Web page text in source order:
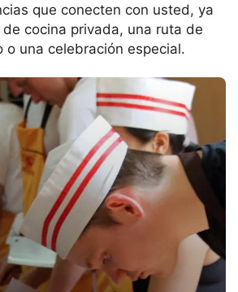
que conecten con usted, ya
cocina privada, una ruta de
o una celebración especial.